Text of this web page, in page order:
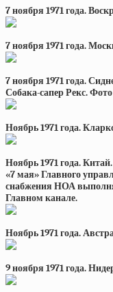
7 ноября 1971 года.
7 ноября 1971 года.
7 ноября 1971 года.
Собака-сапер Рекс.
Ноябрь 1971 года.
Ноябрь 1971 года.
«7 мая» Главного
снабжения НОА
Главном канале.
Ноябрь 1971 года.
9 ноября 1971 года.